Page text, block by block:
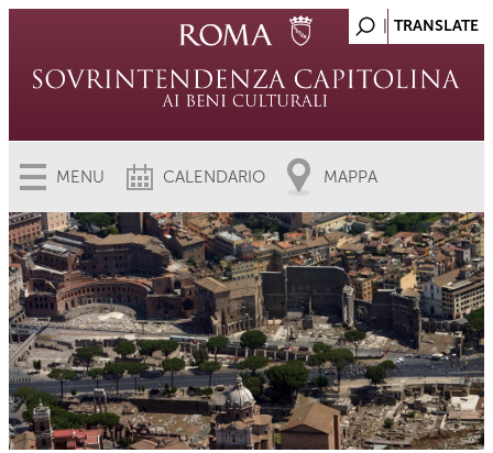
MENU CALENDARIO MAPPA